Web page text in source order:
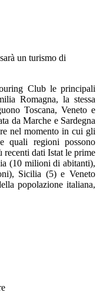
un turismo di
Club le principali
Romagna, la stessa
Toscana, Veneto e
da Marche e Sardegna
nel momento in cui gli
quali regioni possono
recenti dati Istat le prime
(10 milioni di abitanti),
Sicilia (5) e Veneto
popolazione italiana,